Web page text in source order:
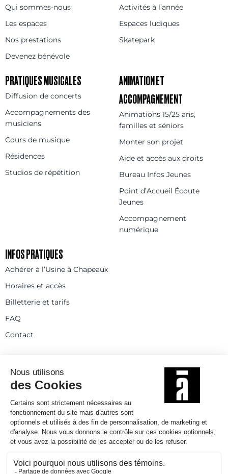
Qui sommes-nous
Les espaces
Nos prestations
Devenez bénévole
Activités à l’année
Espaces ludiques
Skatepark
PRATIQUES MUSICALES
Diffusion de concerts
Accompagnements des
musiciens
Cours de musique
Résidences
Studios de répétition
ANIMATION ET
ACCOMPAGNEMENT
Animations 15/25 ans,
familles et séniors
Monter son projet
Aide et accès aux droits
Bureau Infos Jeunes
Point d’Accueil Écoute
Jeunes
Accompagnement
numérique
INFOS PRATIQUES
Adhérer à l’Usine à Chapeaux
Horaires et accès
Billetterie et tarifs
FAQ
Contact
Espace presse
Rejoignez-nous
© 2025
Politique de confidentialité